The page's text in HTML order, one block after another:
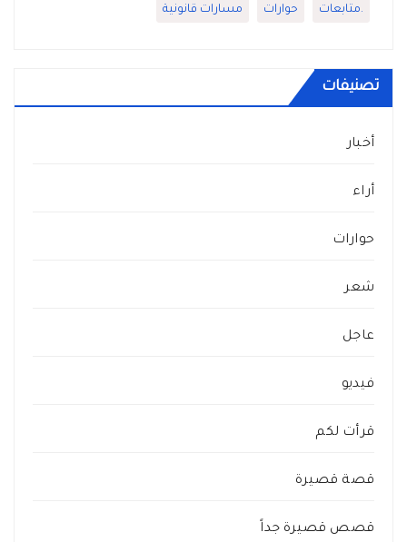
.متابعات حوارات مسارات قانونية
تصنيفات
أخبار
أراء
حوارات
شعر
عاجل
فيديو
قرأت لكم
قصة قصيرة
قصص قصيرة جداً